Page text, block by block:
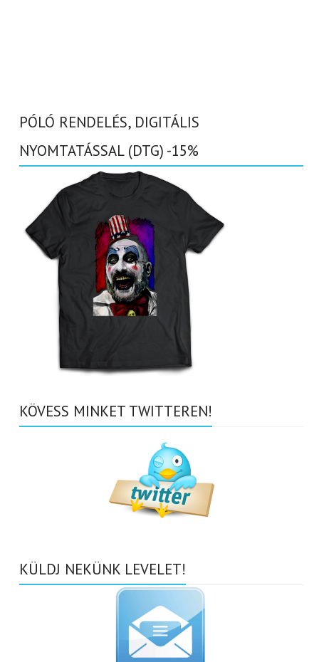
PÓLÓ RENDELÉS, DIGITÁLIS
NYOMTATÁSSAL (DTG) -15%
KÖVESS MINKET TWITTEREN!
KÜLDJ NEKÜNK LEVELET!